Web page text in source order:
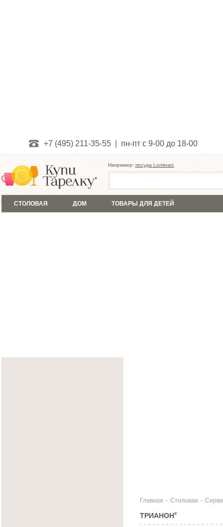
+7 (495) 211-35-55 | пн-пт с 9-00 до 18-00
Например: посуда Luminarc
СТОЛОВАЯ ДОМ ТОВАРЫ ДЛЯ ДЕТЕЙ
Главная - Столовая -
ТРИАНОНX